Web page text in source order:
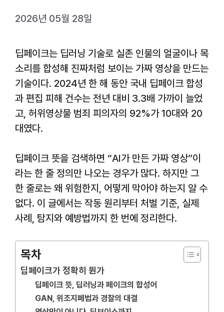
2026년 05월 28일
딥페이크는 딥러닝 기술로 실존 인물의 얼굴이나 목
소리를 합성해 진짜처럼 보이는 가짜 영상을 만드는
기술이다. 2024년 한 해 동안 국내 딥페이크 합성
과 편집 피해 건수는 전년 대비 3.3배 가까이 늘었
고, 허위영상물 범죄 피의자의 92%가 10대와 20
대였다.
딥페이크 뜻을 검색하면 “AI가 만든 가짜 영상”이
라는 한 줄 정의만 나오는 경우가 많다. 하지만 그
한 줄로는 왜 위험한지, 어떻게 막아야 하는지 알 수
없다. 이 글에서는 작동 원리부터 처벌 기준, 실제
사례, 탐지와 예방법까지 한 번에 정리한다.
목차
딥페이크가 정확히 뭔가
딥페이크 뜻, 딥러닝과 페이크의 합성어
GAN, 위조지폐범과 경찰의 대결